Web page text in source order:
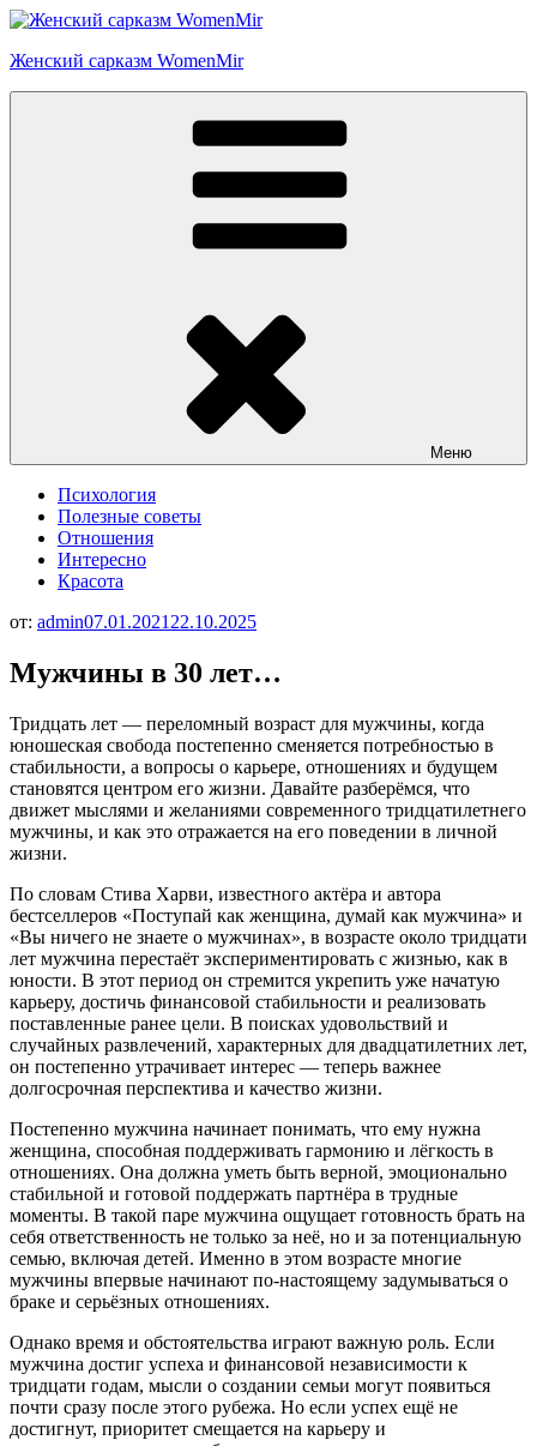
Перейти
содержимому
Женский сарказм WomenMir
Меню
Психология
Полезные советы
Отношения
Интересно
Красота
от: admin07.01.2021 22.10.2025
Мужчины в 30 лет…
Тридцать лет — переломный возраст для мужчины, когда
юношеская свобода постепенно сменяется потребностью в
стабильности, а вопросы о карьере, отношениях и будущем
становятся центром его жизни. Давайте разберёмся, что
движет мыслями и желаниями современного тридцатилетнего
мужчины, и как это отражается на его поведении в личной
жизни.
По словам Стива Харви, известного актёра и автора
бестселлеров «Поступай как женщина, думай как мужчина» и
«Вы ничего не знаете о мужчинах», в возрасте около тридцати
лет мужчина перестаёт экспериментировать с жизнью, как в
юности. В этот период он стремится укрепить уже начатую
карьеру, достичь финансовой стабильности и реализовать
поставленные ранее цели. В поисках удовольствий и
случайных развлечений, характерных для двадцатилетних лет,
он постепенно утрачивает интерес — теперь важнее
долгосрочная перспектива и качество жизни.
Постепенно мужчина начинает понимать, что ему нужна
женщина, способная поддерживать гармонию и лёгкость в
отношениях. Она должна уметь быть верной, эмоционально
стабильной и готовой поддержать партнёра в трудные
моменты. В такой паре мужчина ощущает готовность брать на
себя ответственность не только за неё, но и за потенциальную
семью, включая детей. Именно в этом возрасте многие
мужчины впервые начинают по-настоящему задумываться о
браке и серьёзных отношениях.
Однако время и обстоятельства играют важную роль. Если
мужчина достиг успеха и финансовой независимости к
тридцати годам, мысли о создании семьи могут появиться
почти сразу после этого рубежа. Но если успех ещё не
достигнут, приоритет смещается на карьеру и